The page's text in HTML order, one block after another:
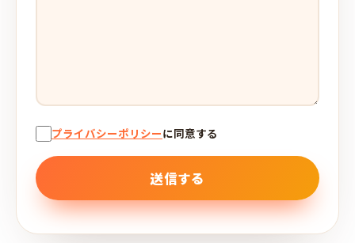
プライバシーポリシーに同意する